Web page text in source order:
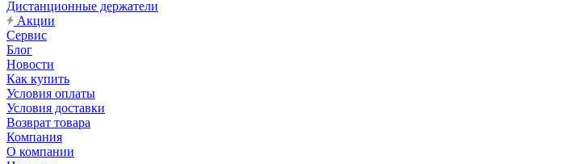
Дистанционные держатели
Акции
Сервис
Блог
Новости
Как купить
Условия оплаты
Условия доставки
Возврат товара
Компания
О компании